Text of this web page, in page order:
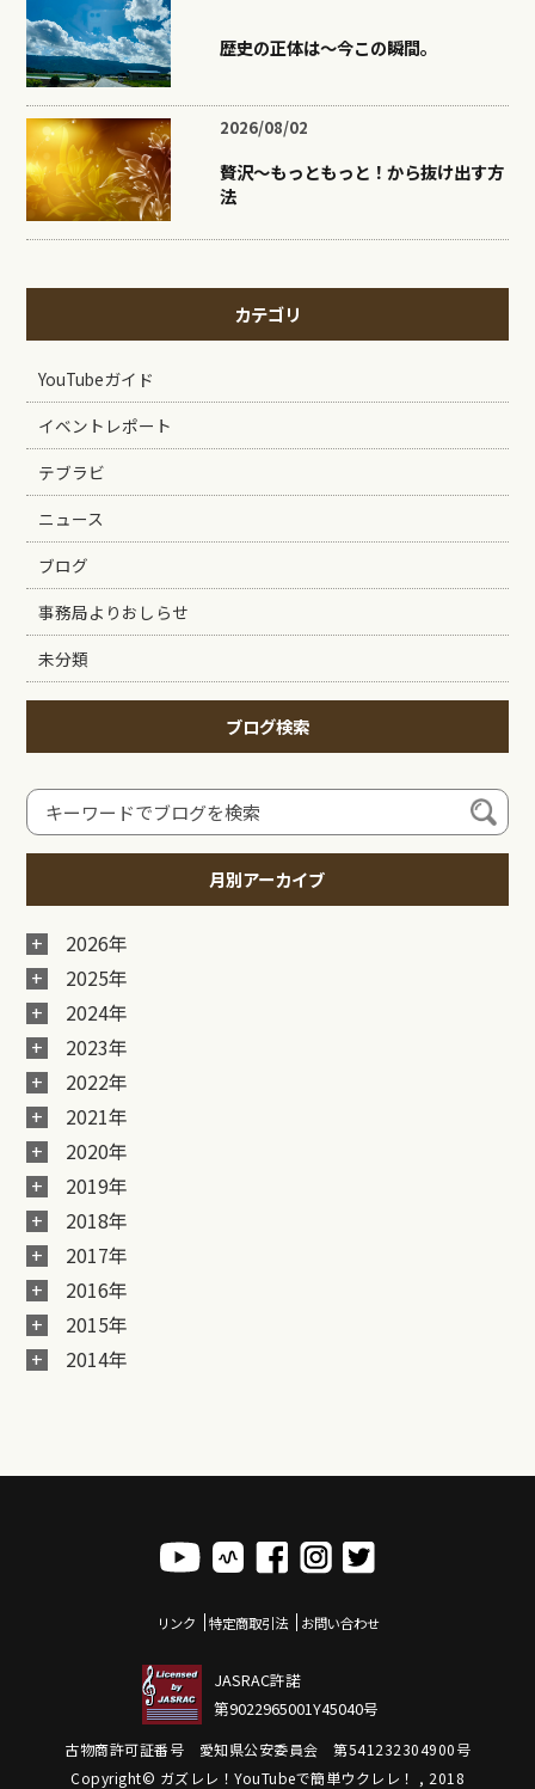
歴史の正体は〜今この瞬間。
2026/08/02
贅沢〜もっともっと！から抜け出す方
法
カテゴリ
YouTubeガイド
イベントレポート
テブラビ
ニュース
ブログ
事務局よりおしらせ
未分類
ブログ検索
月別アーカイブ
2026年
2025年
2024年
2023年
2022年
2021年
2020年
2019年
2018年
2017年
2016年
2015年
2014年
リンク 特定商取引法 お問い合わせ
JASRAC許諾
第9022965001Y45040号
古物商許可証番号 愛知県公安委員会 第541232304900号
Copyright© ガズレレ！YouTubeで簡単ウクレレ！ , 2018